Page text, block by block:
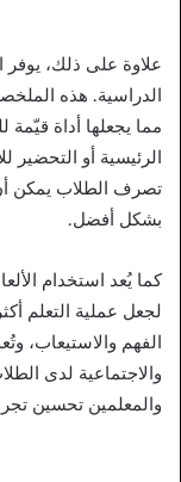
علاوة على ذلك،
الدراسية. هذه
مما يجعلها أداة
الرئيسية أو
تصرف الطلاب يمكن
بشكل أفضل.
كما يُعد استخدام
لجعل عملية التعلم
الفهم والاستيعاب،
والاجتماعية لدى
والمعلمين تحسين